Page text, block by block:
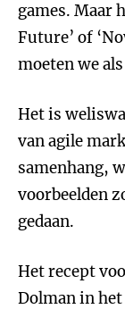
games. Maar
Future’ of
moeten we
Het is
van agile
samenhang,
voorbeelden
gedaan.
Het recept
Dolman in